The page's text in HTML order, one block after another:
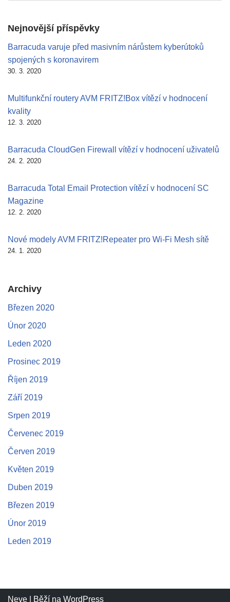
Nejnovější příspěvky
Barracuda varuje před masivním nárůstem kyberútoků
spojených s koronavirem
30. 3. 2020
Multifunkční routery AVM FRITZ!Box vítězí v hodnocení
kvality
12. 3. 2020
Barracuda CloudGen Firewall vítězí v hodnocení uživatelů
24. 2. 2020
Barracuda Total Email Protection vítězí v hodnocení SC
Magazine
12. 2. 2020
Nové modely AVM FRITZ!Repeater pro Wi-Fi Mesh sítě
24. 1. 2020
Archivy
Březen 2020
Únor 2020
Leden 2020
Prosinec 2019
Říjen 2019
Září 2019
Srpen 2019
Červenec 2019
Červen 2019
Květen 2019
Duben 2019
Březen 2019
Únor 2019
Leden 2019
Neve | Běží na WordPress